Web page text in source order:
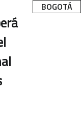
BOGOTÁ